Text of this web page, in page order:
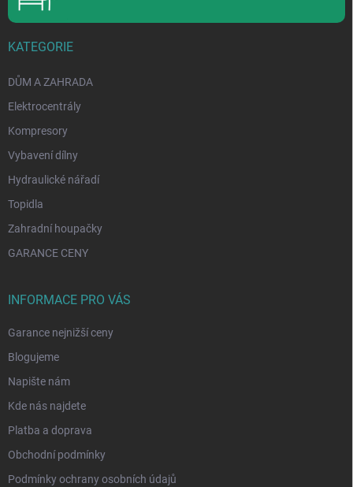
KATEGORIE
DŮM A ZAHRADA
Elektrocentrály
Kompresory
Vybavení dílny
Hydraulické nářadí
Topidla
Zahradní houpačky
GARANCE CENY
INFORMACE PRO VÁS
Garance nejnižší ceny
Blogujeme
Napište nám
Kde nás najdete
Platba a doprava
Obchodní podmínky
Podmínky ochrany osobních údajů